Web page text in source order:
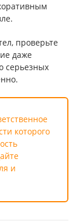
проверьте
даже
серьезных
которого
и